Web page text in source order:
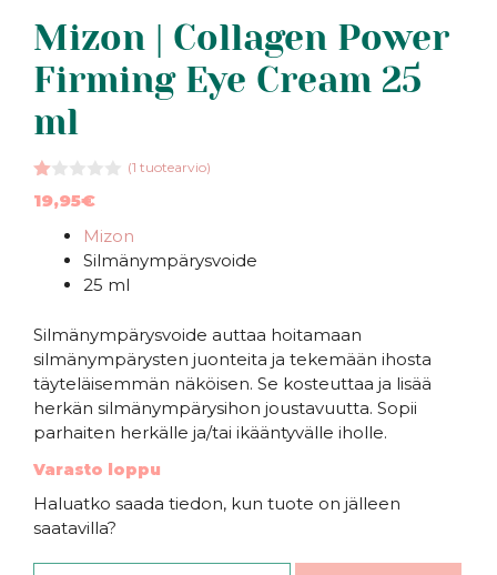
Mizon | Collagen Power
Firming Eye Cream 25
ml
1.
00
(1 tuotearvio)
19,95€
Mizon
Silmänympärysvoide
25 ml
Silmänympärysvoide auttaa hoitamaan
silmänympärysten juonteita ja tekemään ihosta
täyteläisemmän näköisen. Se kosteuttaa ja lisää
herkän silmänympärysihon joustavuutta. Sopii
parhaiten herkälle ja/tai ikääntyvälle iholle.
Varasto loppu
Haluatko saada tiedon, kun tuote on jälleen
saatavilla?